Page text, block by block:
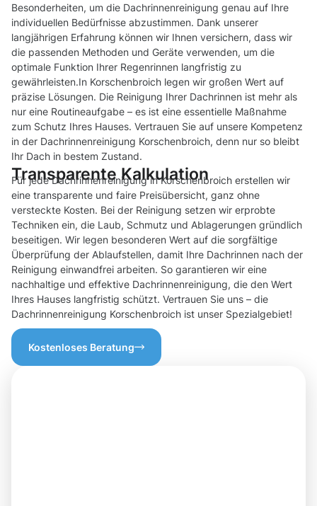
Besonderheiten, um die Dachrinnenreinigung genau auf Ihre
individuellen Bedürfnisse abzustimmen. Dank unserer
langjährigen Erfahrung können wir Ihnen versichern, dass wir
die passenden Methoden und Geräte verwenden, um die
optimale Funktion Ihrer Regenrinnen langfristig zu
gewährleisten.In Korschenbroich legen wir großen Wert auf
präzise Lösungen. Die Reinigung Ihrer Dachrinnen ist mehr als
nur eine Routineaufgabe – es ist eine essentielle Maßnahme
zum Schutz Ihres Hauses. Vertrauen Sie auf unsere Kompetenz
in der Dachrinnenreinigung Korschenbroich, denn nur so bleibt
Ihr Dach in bestem Zustand.
Transparente Kalkulation
Für jede Dachrinnenreinigung in Korschenbroich erstellen wir
eine transparente und faire Preisübersicht, ganz ohne
versteckte Kosten. Bei der Reinigung setzen wir erprobte
Techniken ein, die Laub, Schmutz und Ablagerungen gründlich
beseitigen. Wir legen besonderen Wert auf die sorgfältige
Überprüfung der Ablaufstellen, damit Ihre Dachrinnen nach der
Reinigung einwandfrei arbeiten. So garantieren wir eine
nachhaltige und effektive Dachrinnenreinigung, die den Wert
Ihres Hauses langfristig schützt. Vertrauen Sie uns – die
Dachrinnenreinigung Korschenbroich ist unser Spezialgebiet!
Kostenloses Beratung